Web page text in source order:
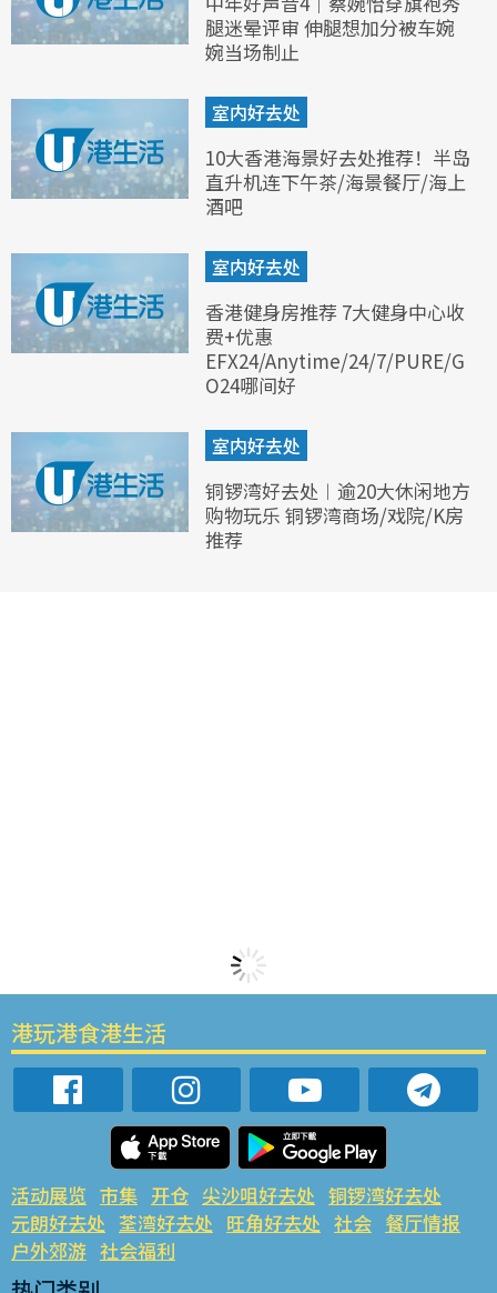
腿迷晕评审 伸腿想加分被车婉
婉当场制止
室内好去处
10大香港海景好去处推荐！半岛
直升机连下午茶/海景餐厅/海上
酒吧
室内好去处
香港健身房推荐 7大健身中心收
费+优惠
EFX24/Anytime/24/7/PURE/G
O24哪间好
室内好去处
铜锣湾好去处︱逾20大休闲地方
购物玩乐 铜锣湾商场/戏院/K房
推荐
港玩港食港生活
活动展览 市集 开仓 尖沙咀好去处 铜锣湾好去处
元朗好去处 荃湾好去处 旺角好去处 社会 餐厅情报
户外郊游 社会福利